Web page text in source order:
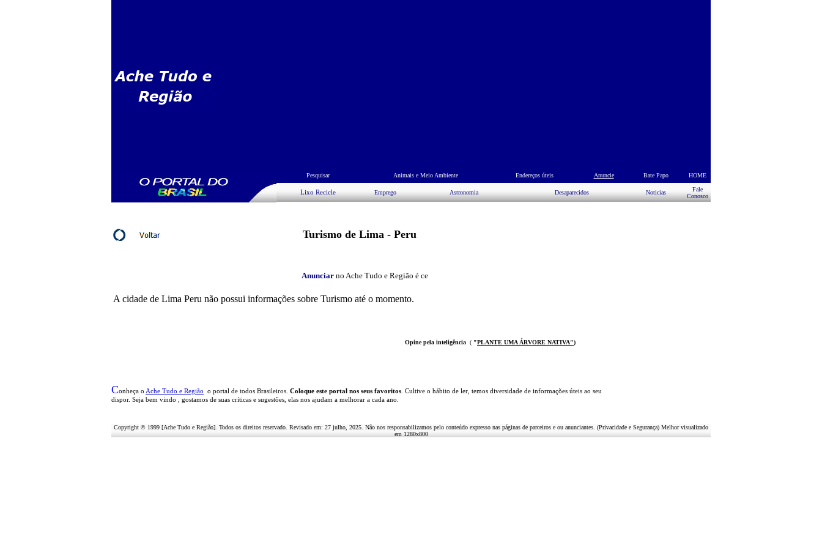
Pesquisar Animais e Meio Ambiente Endereços úteis Anuncie Bate Papo HOME
Lixo Recicle Emprego Astronomia Desaparecidos Noticias
Fale
Conosco
Turismo de Lima - Peru
Anunciar no Ache Tudo e Região é ce
A cidade de Lima Peru não possui informações sobre Turismo até o momento.
Opine pela inteligência ( "PLANTE UMA ÁRVORE NATIVA")
Conheça o Ache Tudo e Região o portal de todos Brasileiros. Coloque este portal nos seus favoritos . Cultive o hábito de ler, temos diversidade de informações úteis ao seu
dispor. Seja bem vindo , gostamos de suas críticas e sugestões, elas nos ajudam a melhorar a cada ano.
Copyright © 1999 [Ache Tudo e Região]. Todos os direitos reservado. Revisado em: 27 julho, 2025 . Não nos responsabilizamos pelo conteúdo expresso nas páginas de parceiros e ou anunciantes. (Privacidade e Segurança) Melhor visualizado
em 1280x800